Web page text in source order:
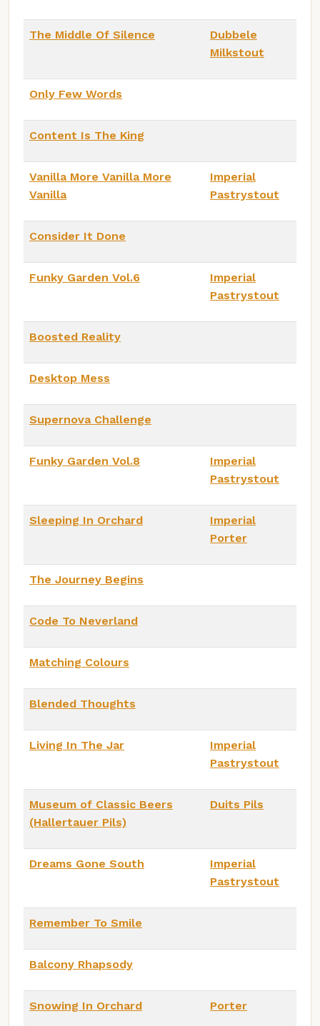
The Middle Of Silence
Dubbele
Milkstout
Only Few Words
Content Is The King
Vanilla More Vanilla More
Vanilla
Imperial
Pastrystout
Consider It Done
Funky Garden Vol.6
Imperial
Pastrystout
Boosted Reality
Desktop Mess
Supernova Challenge
Funky Garden Vol.8
Imperial
Pastrystout
Sleeping In Orchard
Imperial
Porter
The Journey Begins
Code To Neverland
Matching Colours
Blended Thoughts
Living In The Jar
Imperial
Pastrystout
Museum of Classic Beers
(Hallertauer Pils)
Duits Pils
Dreams Gone South
Imperial
Pastrystout
Remember To Smile
Balcony Rhapsody
Snowing In Orchard Porter